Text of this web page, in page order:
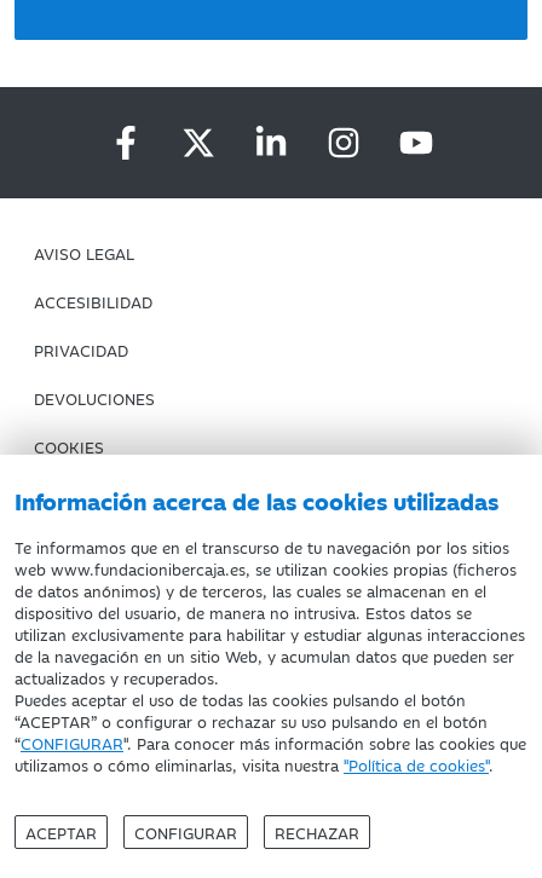
Información acerca de las cookies utilizadas
Te informamos que en el transcurso de tu navegación por los sitios
web www.fundacionibercaja.es, se utilizan cookies propias (ficheros
de datos anónimos) y de terceros, las cuales se almacenan en el
dispositivo del usuario, de manera no intrusiva. Estos datos se
utilizan exclusivamente para habilitar y estudiar algunas interacciones
de la navegación en un sitio Web, y acumulan datos que pueden ser
actualizados y recuperados.
Puedes aceptar el uso de todas las cookies pulsando el botón
“ACEPTAR” o configurar o rechazar su uso pulsando en el botón
“CONFIGURAR". Para conocer más información sobre las cookies que
utilizamos o cómo eliminarlas, visita nuestra "Política de cookies".
ACEPTAR CONFIGURAR RECHAZAR
AVISO LEGAL
ACCESIBILIDAD
PRIVACIDAD
DEVOLUCIONES
COOKIES
CONDICIONES DE COMPRA
IBERCAJA BANCO
Fundación Bancaria Ibercaja. C.I.F. G-50000652.
Inscrita en el Registro de Fundaciones del Mº de Educación,
Cultura y Deporte con el nº 1689.
Domicilio social: Joaquín Costa, 13. 50001 Zaragoza.